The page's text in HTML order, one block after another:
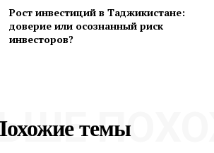
Рост инвестиций в Таджикистане:
доверие или осознанный риск
инвесторов?
темы